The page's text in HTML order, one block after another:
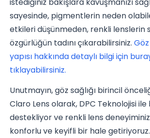
sayesinde, pigmentlerin neden
etkileri düşünmeden, renkli lenslerin
özgürlüğün tadını çıkarabilirsiniz.
yapısı hakkında detaylı bilgi için
tıklayabilirsiniz.
Unutmayın, göz sağlığı birincil
Claro Lens olarak, DPC Teknolojisi
destekliyor ve renkli lens
konforlu ve keyifli bir hale